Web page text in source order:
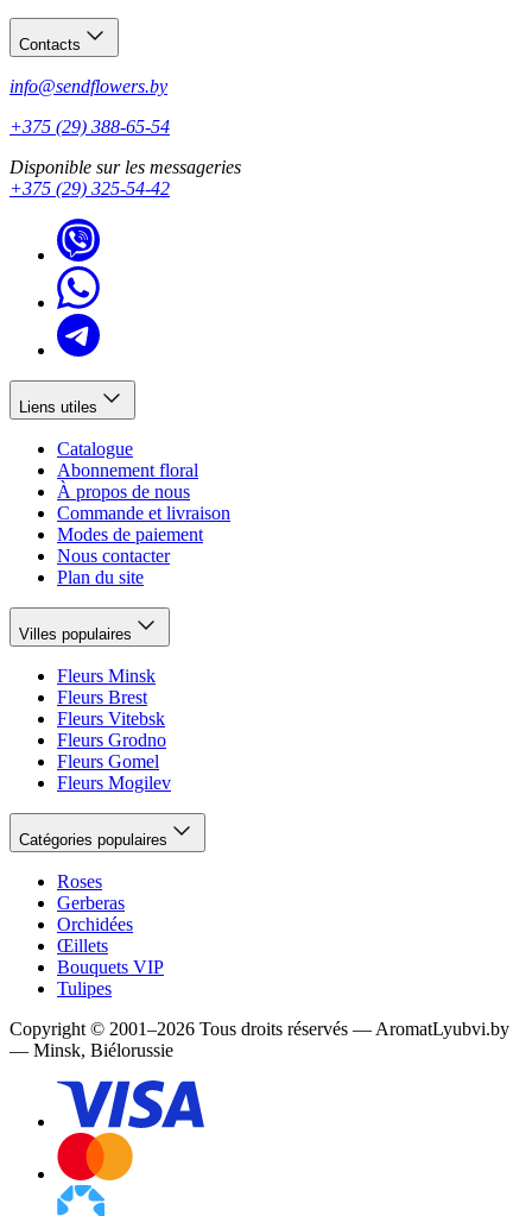
Contacts
info@sendflowers.by
+375 (29) 388-65-54
Disponible sur les messageries
+375 (29) 325-54-42
Liens utiles
Catalogue
Abonnement floral
À propos de nous
Commande et livraison
Modes de paiement
Nous contacter
Plan du site
Villes populaires
Fleurs Minsk
Fleurs Brest
Fleurs Vitebsk
Fleurs Grodno
Fleurs Gomel
Fleurs Mogilev
Catégories populaires
Roses
Gerberas
Orchidées
Œillets
Bouquets VIP
Tulipes
Copyright © 2001–2026 Tous droits réservés — AromatLyubvi.by
— Minsk, Biélorussie